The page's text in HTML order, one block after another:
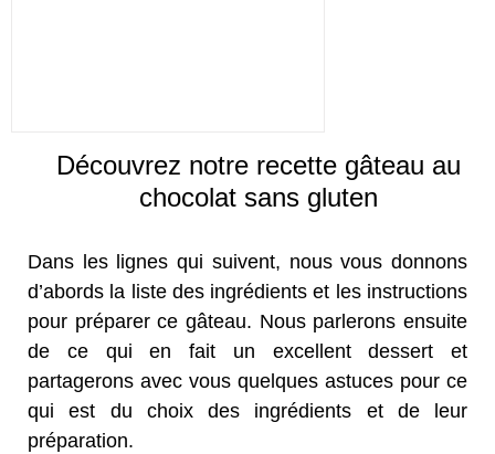
Découvrez notre recette gâteau au
chocolat sans gluten
Dans les lignes qui suivent, nous vous donnons
d’abords la liste des ingrédients et les instructions
pour préparer ce gâteau. Nous parlerons ensuite
de ce qui en fait un excellent dessert et
partagerons avec vous quelques astuces pour ce
qui est du choix des ingrédients et de leur
préparation.